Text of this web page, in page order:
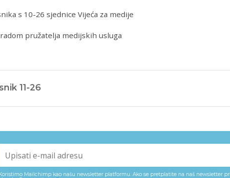
s 10-26 sjednice Vijeća za medije
pružatelja medijskih usluga
11-26
Mailchimp kao našu newsletter platformu. Ako se pretplatite na naš newsletter